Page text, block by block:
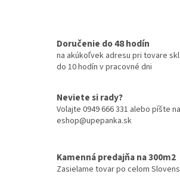
Doručenie do 48 hodín
na akúkoľvek adresu pri tovare
do 10 hodín v pracovné dni
Neviete si rady?
Volajte 0949 666 331 alebo píšte na
eshop@upepanka.sk
Kamenná predajňa na 300m2
Zasielame tovar po celom